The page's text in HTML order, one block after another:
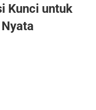
Kunci untuk